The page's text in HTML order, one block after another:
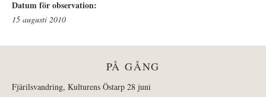
Datum för observation:
15 augusti 2010
PÅ GÅNG
Fjärilsvandring, Kulturens Östarp 28 juni